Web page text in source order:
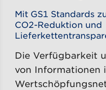
Mit GS1 Standards
CO2-Reduktion und
Die Verfügbarkeit
von Informationen